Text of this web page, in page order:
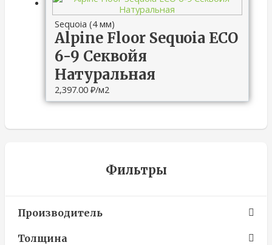
Sequoia (4 мм)
Alpine Floor Sequoia ЕСО
6-9 Секвойя
Натуральная
2,397.00 ₽/м2
Фильтры
Производитель
Толщина